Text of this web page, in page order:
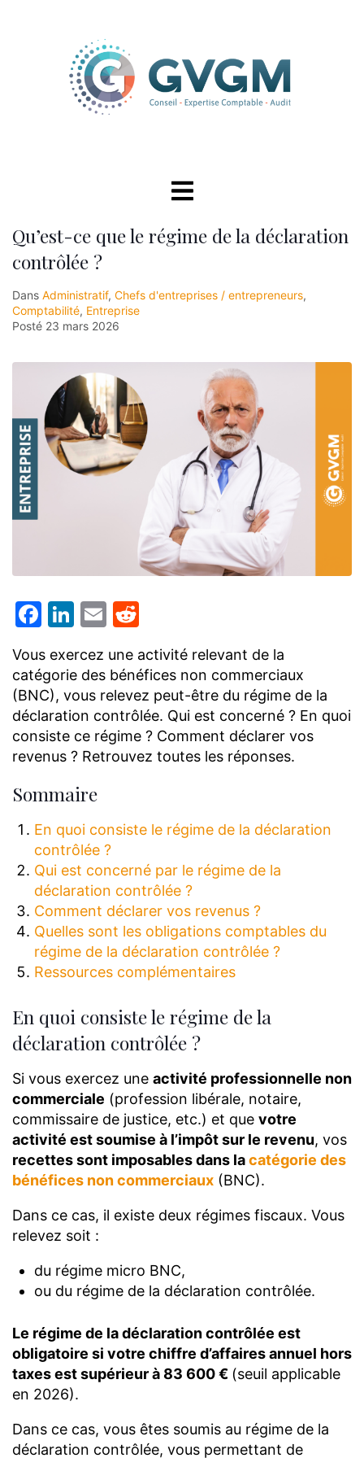
Qu’est-ce que le régime de la déclaration
contrôlée ?
Dans Administratif, Chefs d'entreprises / entrepreneurs,
Comptabilité, Entreprise
Posté 23 mars 2026
Facebook
LinkedIn
Email
Vous exercez une activité relevant de la
catégorie des bénéfices non commerciaux
(BNC), vous relevez peut-être du régime de la
déclaration contrôlée. Qui est concerné ? En quoi
consiste ce régime ? Comment déclarer vos
revenus ? Retrouvez toutes les réponses.
Sommaire
En quoi consiste le régime de la déclaration
contrôlée ?
Qui est concerné par le régime de la
déclaration contrôlée ?
Comment déclarer vos revenus ?
Quelles sont les obligations comptables du
régime de la déclaration contrôlée ?
Ressources complémentaires
En quoi consiste le régime de la
déclaration contrôlée ?
Si vous exercez une activité professionnelle non
commerciale (profession libérale, notaire,
commissaire de justice, etc.) et que votre
activité est soumise à l’impôt sur le revenu, vos
recettes sont imposables dans lacatégorie des
bénéfices non commerciaux (BNC).
Dans ce cas, il existe deux régimes fiscaux. Vous
relevez soit :
du régime micro BNC,
ou du régime de la déclaration contrôlée.
Le régime de la déclaration contrôlée est
obligatoire si votre chiffre d’affaires annuel hors
taxes est supérieur à 83 600 € (seuil applicable
en 2026).
Dans ce cas, vous êtes soumis au régime de la
déclaration contrôlée, vous permettant de